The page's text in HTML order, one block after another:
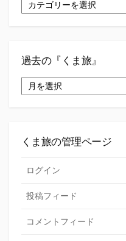
ま
テ
ー
過去の『くま旅』
去
旅』
くま旅の管理ページ
ログイン
投稿フィード
コメントフィード